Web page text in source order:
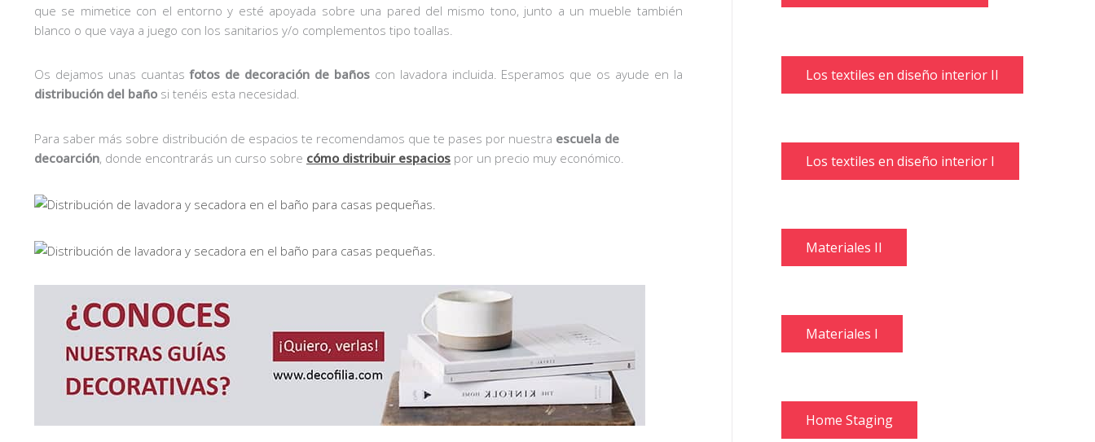
que se mimetice con el entorno y esté apoyada sobre una pared del mismo tono, junto a un mueble también
blanco o que vaya a juego con los sanitarios y/o complementos tipo toallas.
Os dejamos unas cuantasfotos de decoración de bañoscon lavadora incluida. Esperamos que os ayude en la
distribución del baño si tenéis esta necesidad.
Para saber más sobre distribución de espacios te recomendamos que te pases por nuestra escuela de
decoarción, donde encontrarás un curso sobre cómo distribuir espacios por un precio muy económico.
Los textiles en diseño interior II
Los textiles en diseño interior I
Materiales II
Materiales I
Home Staging